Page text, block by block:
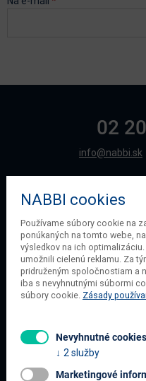
02
info@nabbi.sk
O
O
Ochrana
NABBI cookies
Používame súbory cookie na
ponúkaných na tomto webe,
výsledkov na ich
umožnili cielenú reklamu. Za
pridruženým spoločnostiam a
iba s nevyhnutnými súbormi
súbory cookie. Zásady
Nevyhnutné cookies
2 služby
Marketingové